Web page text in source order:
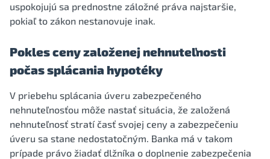
uspokojujú sa prednostne záložné práva najstaršie,
pokiaľ to zákon nestanovuje inak.
Pokles ceny založenej nehnuteľnosti
počas splácania hypotéky
V priebehu splácania úveru zabezpečeného
nehnuteľnosťou môže nastať situácia, že založená
nehnuteľnosť stratí časť svojej ceny a zabezpečeniu
úveru sa stane nedostatočným. Banka má v takom
prípade právo žiadať dlžníka o doplnenie zabezpečenia